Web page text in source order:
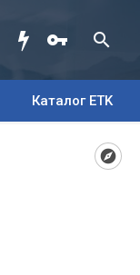
Каталог ETK